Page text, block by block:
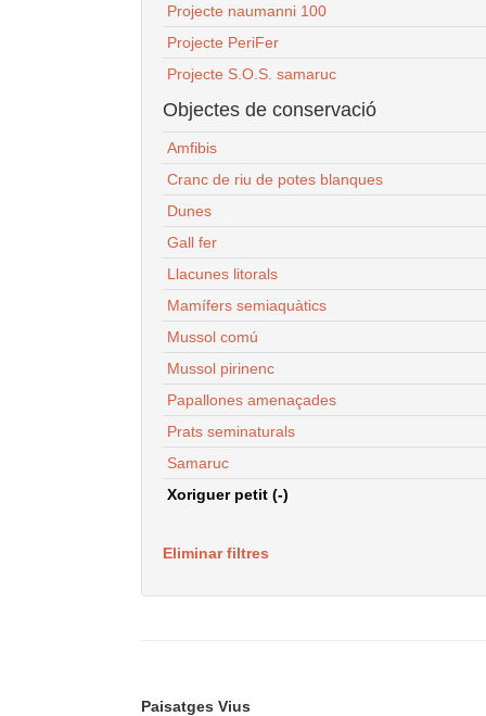
Projecte naumanni 100
Projecte PeriFer
Projecte S.O.S. samaruc
Objectes de conservació
Amfibis
Cranc de riu de potes blanques
Dunes
Gall fer
Llacunes litorals
Mamífers semiaquàtics
Mussol comú
Mussol pirinenc
Papallones amenaçades
Prats seminaturals
Samaruc
Xoriguer petit (-)
Eliminar filtres
Paisatges Vius